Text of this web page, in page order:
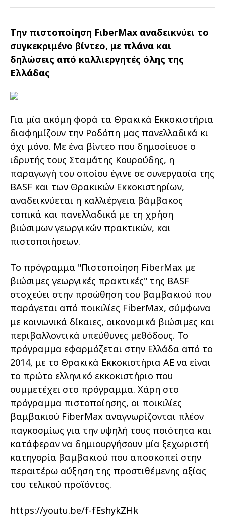
Εταιρική δομή
Καινοτομία
Πως θα μας βρείτε
ΑΚΟΛΟΥΘΗΣΤΕ ΜΑΣ
Συνέδρια
Πως θα μας βρείτε
ΑΚΟΛΟΥΘΗΣΤΕ ΜΑΣ
Συμβουλευτική στο χωράφι
Εκκόκκιση για λογαριασμό του
παραγωγού
Ιατρικές υπηρεσίες
Πως θα μας βρείτε
ΑΚΟΛΟΥΘΗΣΤΕ ΜΑΣ
Πως θα μας βρείτε
ΑΚΟΛΟΥΘΗΣΤΕ ΜΑΣ
Εταιρικά νέα
Πως θα μας βρείτε
ΑΚΟΛΟΥΘΗΣΤΕ ΜΑΣ
Πως θα μας βρείτε
ΑΚΟΛΟΥΘΗΣΤΕ ΜΑΣ
Την πιστοποίηση FιberMax αναδεικνύει το
συγκεκριμένο βίντεο, με πλάνα και
δηλώσεις από καλλιεργητές όλης της
Ελλάδας
Για μία ακόμη φορά τα Θρακικά Εκκοκιστήρια
διαφημίζουν την Ροδόπη μας πανελλαδικά κι
όχι μόνο. Με ένα βίντεο που δημοσίευσε ο
ιδρυτής τους Σταμάτης Κουρούδης, η
παραγωγή του οποίου έγινε σε συνεργασία της
BASF και των Θρακικών Εκκοκιστηρίων,
αναδεικνύεται η καλλιέργεια βάμβακος
τοπικά και πανελλαδικά με τη χρήση
βιώσιμων γεωργικών πρακτικών, και
πιστοποιήσεων.
Το πρόγραμμα "Πιστοποίηση FiberMax με
βιώσιμες γεωργικές πρακτικές" της BASF
στοχεύει στην προώθηση του βαμβακιού που
παράγεται από ποικιλίες FiberMax, σύμφωνα
με κοινωνικά δίκαιες, οικονομικά βιώσιμες και
περιβαλλοντικά υπεύθυνες μεθόδους. Το
πρόγραμμα εφαρμόζεται στην Ελλάδα από το
2014, με το Θρακικά Εκκοκιστήρια ΑΕ να είναι
το πρώτο ελληνικό εκκοκιστήριο που
συμμετέχει στο πρόγραμμα. Χάρη στο
πρόγραμμα πιστοποίησης, οι ποικιλίες
βαμβακιού FiberMax αναγνωρίζονται πλέον
παγκοσμίως για την υψηλή τους ποιότητα και
κατάφεραν να δημιουργήσουν μία ξεχωριστή
κατηγορία βαμβακιού που αποσκοπεί στην
περαιτέρω αύξηση της προστιθέμενης αξίας
του τελικού προϊόντος.
https://youtu.be/f-fEshykZHk